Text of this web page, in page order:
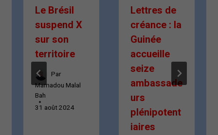
Le Brésil
suspend X
sur son
territoire
Par
Mamadou Malal
Bah
31 août 2024
Lettres de
créance : la
Guinée
accueille
seize
ambassade
urs
plénipotent
iaires